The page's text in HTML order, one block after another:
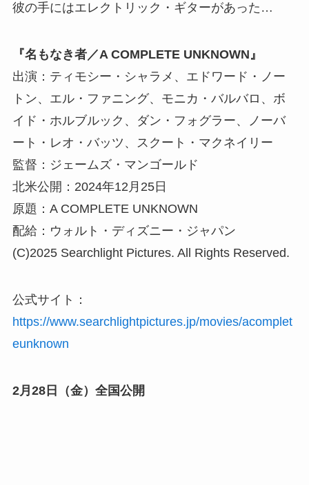
彼の手にはエレクトリック・ギターがあった…
『名もなき者／A COMPLETE UNKNOWN』
出演：ティモシー・シャラメ、エドワード・ノー
トン、エル・ファニング、モニカ・バルバロ、ボ
イド・ホルブルック、ダン・フォグラー、ノーバ
ート・レオ・バッツ、スクート・マクネイリー
監督：ジェームズ・マンゴールド
北米公開：2024年12月25日
原題：A COMPLETE UNKNOWN
配給：ウォルト・ディズニー・ジャパン
(C)2025 Searchlight Pictures. All Rights Reserved.
公式サイト：
https://www.searchlightpictures.jp/movies/acomplet
eunknown
2月28日（金）全国公開